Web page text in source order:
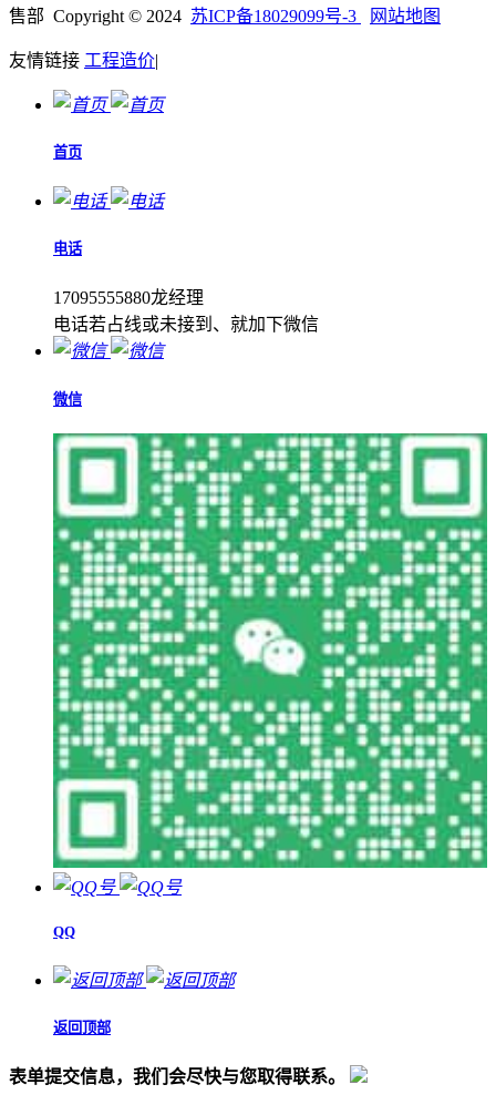
售部 Copyright © 2024 苏ICP备18029099号-3 网站地图
友情链接 工程造价|
首页
电话
17095555880龙经理
电话若占线或未接到、就加下微信
微信
QQ
返回顶部
表单提交信息，我们会尽快与您取得联系。